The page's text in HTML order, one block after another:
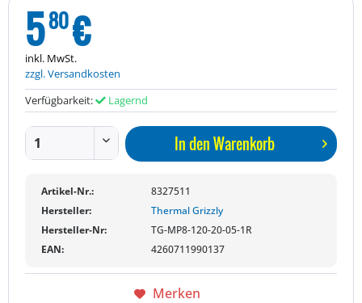
580€
inkl. MwSt.
zzgl. Versandkosten
Verfügbarkeit:
Lagernd
In denWarenkorb
Artikel-Nr.:
8327511
Hersteller:
Thermal Grizzly
Hersteller-Nr:
TG-MP8-120-20-05-1R
EAN:
4260711990137
Merken